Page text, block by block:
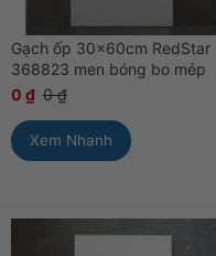
Gạch ốp 30x60cm RedStar
368823 men bóng bo mép
0 ₫ 0₫
Xem Nhanh